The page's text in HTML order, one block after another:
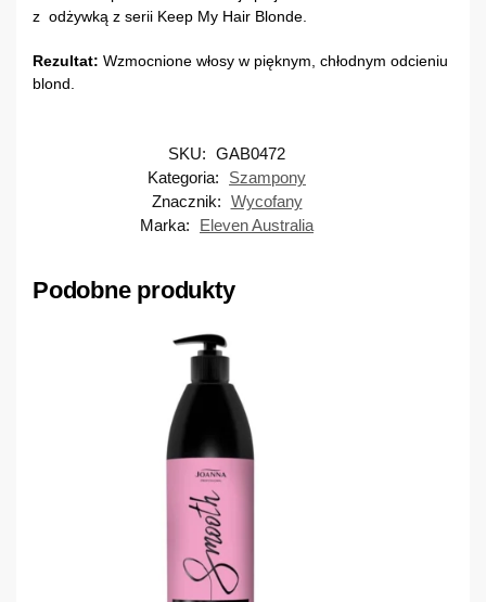
z odżywką z serii Keep My Hair Blonde.
Rezultat: Wzmocnione włosy w pięknym, chłodnym odcieniu
blond.
SKU: GAB0472
Kategoria:
Szampony
Znacznik: Wycofany
Marka:
Eleven Australia
Podobne produkty